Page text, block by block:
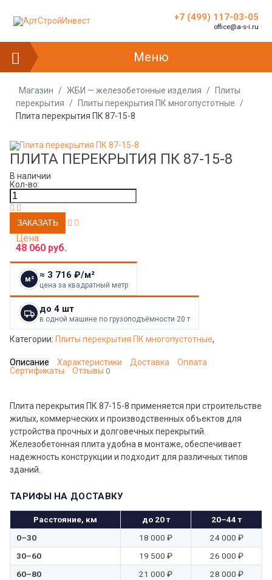
+7 (499) 117-03-05
office@a-s-i.ru
Меню
Магазин / ЖБИ — железобетонные изделия /
Плиты
перекрытия
/ Плиты перекрытия ПК многопустотные
/
Плита перекрытия ПК 87-15-8
ПЛИТА ПЕРЕКРЫТИЯ ПК 87-15-8
В наличии
Кол-во:
Цена:
48 060 руб.
м² ≈ 3 716 ₽/м²
цена за квадратный метр
до 4 шт
в одной машине по грузоподъёмности 20 т
Категории: Плиты перекрытия ПК многопустотные,
Описание Характеристики Доставка
Оплата
Сертификаты
Отзывы 0
Плита перекрытия ПК 87-15-8 применяется при строительстве
жилых, коммерческих и производственных объектов для
устройства прочных и долговечных перекрытий.
Железобетонная плита удобна в монтаже, обеспечивает
надежность конструкции и подходит для различных типов
зданий.
ТАРИФЫ НА ДОСТАВКУ
Расстояние, км до 20 т
20–44 т
0–30
18 000 ₽
24 000 ₽
30–60
19 500 ₽
26 000 ₽
60–80
21 000 ₽
28 000 ₽